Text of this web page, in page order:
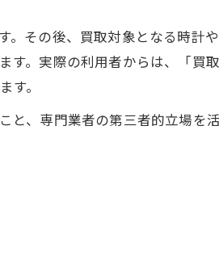
。その後、買取対象となる時計
す。実際の利用者からは、「買
。
と、専門業者の第三者的立場を